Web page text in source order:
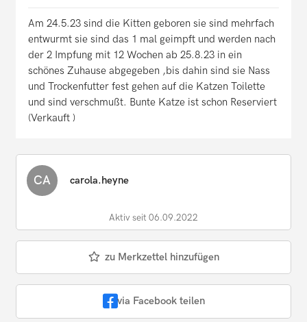
Am 24.5.23 sind die Kitten geboren sie sind mehrfach
entwurmt sie sind das 1 mal geimpft und werden nach
der 2 Impfung mit 12 Wochen ab 25.8.23 in ein
schönes Zuhause abgegeben ,bis dahin sind sie Nass
und Trockenfutter fest gehen auf die Katzen Toilette
und sind verschmußt. Bunte Katze ist schon Reserviert
(Verkauft )
CA carola.heyne
Aktiv seit 06.09.2022
zu Merkzettel hinzufügen
via Facebook teilen